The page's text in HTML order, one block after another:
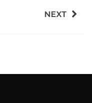
NEXT